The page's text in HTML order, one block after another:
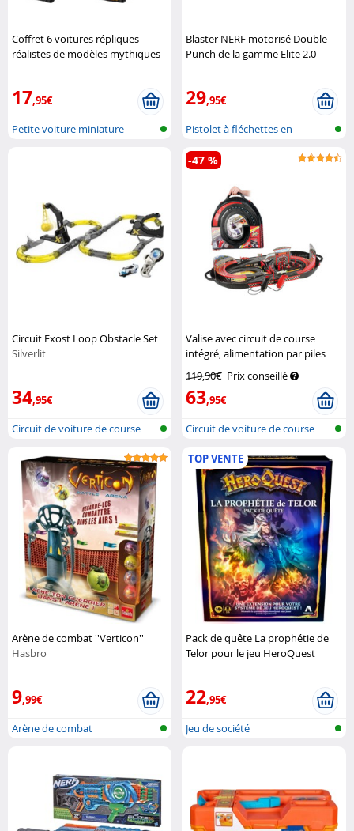
Coffret 6 voitures répliques
réalistes de modèles mythiques
17,95€
Petite voiture miniature
Blaster NERF motorisé Double
Punch de la gamme Elite 2.0
29,95€
Pistolet à fléchettes en
mousse
Circuit Exost Loop Obstacle Set
Silverlit
34,95€
Circuit de voiture de course
Valise avec circuit de course
intégré, alimentation par piles
119,90€ Prix conseillé
63,95€
-47 %
Circuit de voiture de course
Arène de combat ''Verticon''
Hasbro
9,99€
Arène de combat
TOP VENTE
Pack de quête La prophétie de
Telor pour le jeu HeroQuest
22,95€
Jeu de société